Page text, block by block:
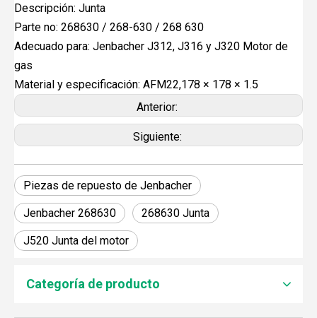
Descripción: Junta
Parte no: 268630 / 268-630 / 268 630
Adecuado para: Jenbacher J312, J316 y J320 Motor de
gas
Material y especificación: AFM22,178 × 178 × 1.5
Anterior:
Siguiente:
Piezas de repuesto de Jenbacher
Jenbacher 268630 268630 Junta
J520 Junta del motor
Categoría de producto